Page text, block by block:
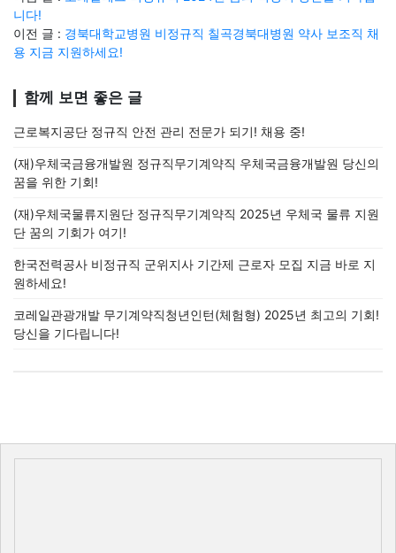
니다!
이전 글 : 경북대학교병원 비정규직 칠곡경북대병원 약사 보조직 채
용 지금 지원하세요!
함께 보면 좋은 글
근로복지공단 정규직 안전 관리 전문가 되기! 채용 중!
(재)우체국금융개발원 정규직무기계약직 우체국금융개발원 당신의
꿈을 위한 기회!
(재)우체국물류지원단 정규직무기계약직 2025년 우체국 물류 지원
단 꿈의 기회가 여기!
한국전력공사 비정규직 군위지사 기간제 근로자 모집 지금 바로 지
원하세요!
코레일관광개발 무기계약직청년인턴(체험형) 2025년 최고의 기회!
당신을 기다립니다!